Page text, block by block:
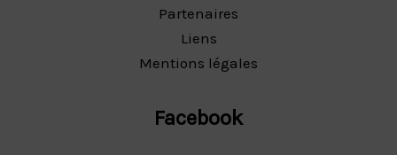
Partenaires
Liens
Mentions légales
Facebook